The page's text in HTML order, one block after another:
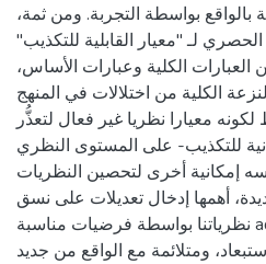
بالواقع بواسطة التجربة. ومن ثمة،
لـ "معيار القابلية للتكذيب"
العبارات الكلية وعبارات الأساس،
الكلية من اختلالات في المنهج
معيارا نظريا غير فعال لتعذُّر
للتكذيب- على المستوى النظري
إمكانية أخرى لتحصين النظريات
أهمها إدخال تعديلات على نسق
نظرياتنا بواسطة فرضيات مناسبة ad hoc، تجعلها بمنأى من